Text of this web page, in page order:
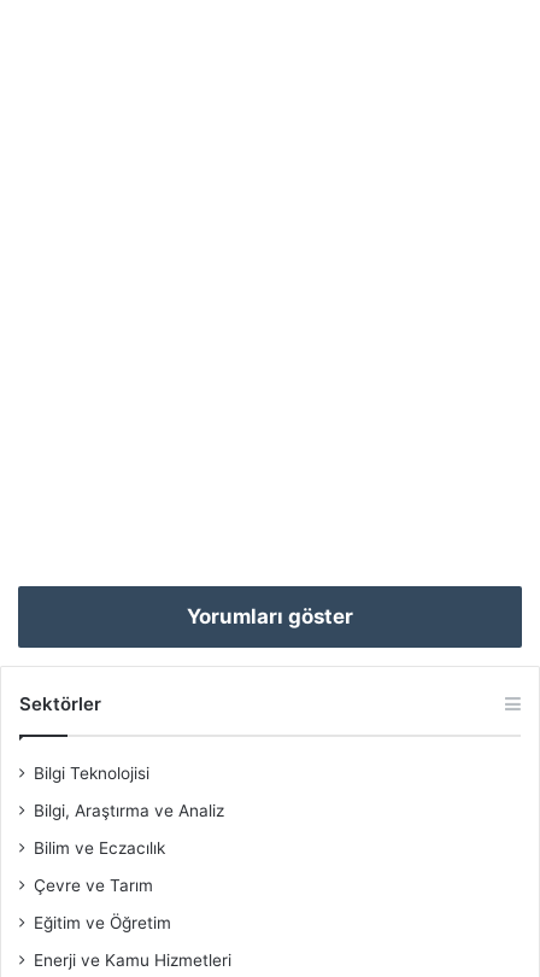
Yorumları göster
Sektörler
Bilgi Teknolojisi
Bilgi, Araştırma ve Analiz
Bilim ve Eczacılık
Çevre ve Tarım
Eğitim ve Öğretim
Enerji ve Kamu Hizmetleri